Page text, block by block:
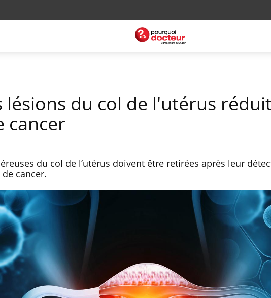
lésions du col de l'utérus
cancer
du col de l’utérus doivent être retirées après leur
cancer.